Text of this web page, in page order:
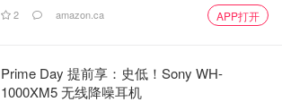
2 amazon.ca APP打开
Prime Day 提前享：史低！Sony WH-
1000XM5 无线降噪耳机